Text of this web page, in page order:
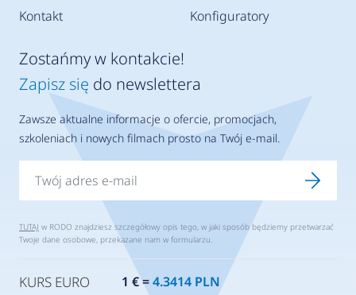
Kontakt Konfiguratory
Zostańmy w kontakcie!
Zapisz się do newslettera
Zawsze aktualne informacje o ofercie, promocjach,
szkoleniach i nowych filmach prosto na Twój e-mail.
TUTAJ w RODO znajdziesz szczegółowy opis tego, w jaki sposób będziemy przetwarzać
Twoje dane osobowe, przekazane nam w formularzu.
KURS EURO 1 € =4.3414 PLN